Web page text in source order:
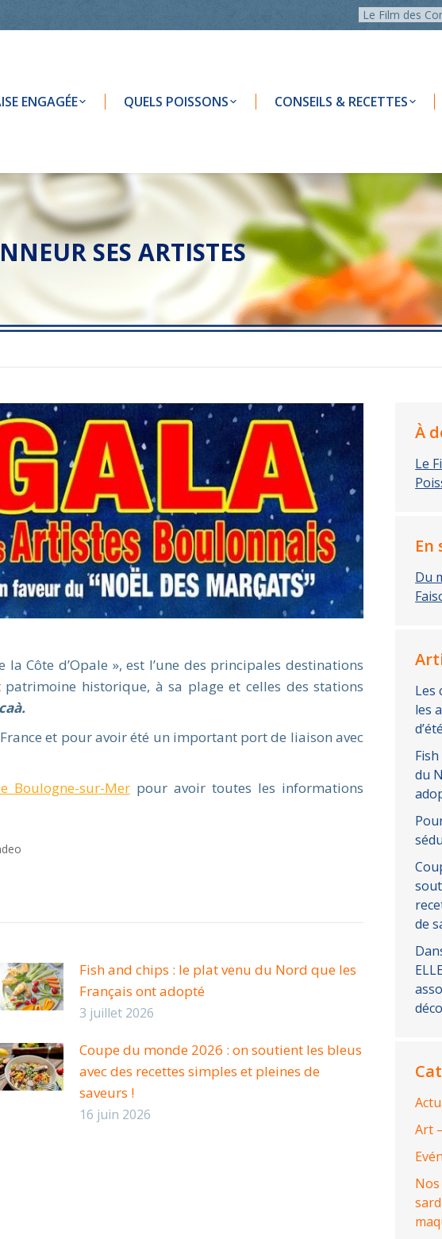
Le Film des
ENGAGÉE QUELS POISSONS CONSEILS & RECETTES
SES ARTISTES
Côte d’Opale », est l’une des principales destinations
historique, à sa plage et celles des stations
et pour avoir été un important port de liaison avec
Boulogne-sur-Merpour avoir toutes les informations
Fish and chips : le plat venu du Nord que les
Français ont adopté
3 juillet 2026
Coupe du monde 2026 : on soutient les bleus
avec des recettes simples et pleines de
saveurs !
16 juin 2026
À
Le
En
Du
Les
les
d’été
du
de
Art